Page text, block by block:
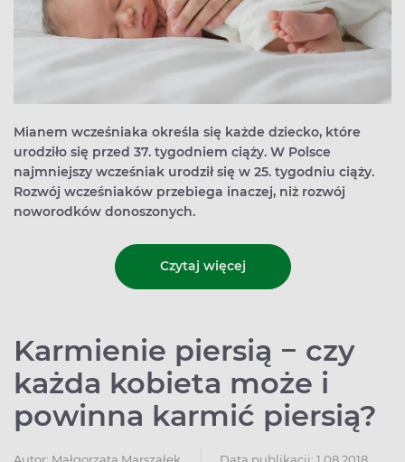
Mianem wcześniaka określa się każde dziecko, które
urodziło się przed 37. tygodniem ciąży. W Polsce
najmniejszy wcześniak urodził się w 25. tygodniu ciąży.
Rozwój wcześniaków przebiega inaczej, niż rozwój
noworodków donoszonych.
Czytaj więcej
Karmienie piersią − czy
każda kobieta może i
powinna karmić piersią?